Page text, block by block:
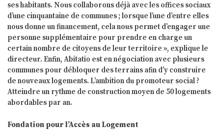
ses habitants. Nous collaborons déjà avec les offices sociaux
d’une cinquantaine de communes ; lorsque l’une d’entre elles
nous donne un financement, cela nous permet d’engager une
personne supplémentaire pour prendre en charge un
certain nombre de citoyens de leur territoire », explique le
directeur. Enfin, Abitatio est en négociation avec plusieurs
communes pour débloquer des terrains afin d’y construire
de nouveaux logements. L’ambition du promoteur social ?
Atteindre un rythme de construction moyen de 50 logements
abordables par an.
Fondation pour l’Accès au Logement